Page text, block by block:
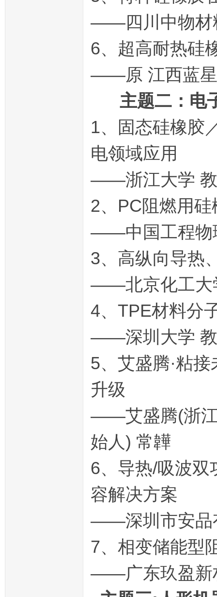
——四川中物材
6、超高耐热硅
——原 江西蓝星
主题二：电
1、固态硅橡胶
电领域应用
——浙江大学
2、PC阻燃用
——中国工程物
3、高纵向导热
——北京化工大
4、TPE材料分
——深圳大学
5、艾盛腾·粘
升级
——艾盛腾(浙江
始人) 常韡
6、导热/吸波双
容解决方案
——深圳市安品
7、相变储能型
——广东玖盈新